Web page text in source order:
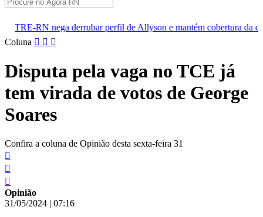
perfil de Allyson e mantém cobertura da convenção
Dupla
Pular
conteúdo
Coluna
Disputa pela vaga no TCE já
tem virada de votos de George
Soares
Confira a coluna de Opinião desta sexta-feira 31
Opinião
31/05/2024 | 07:16